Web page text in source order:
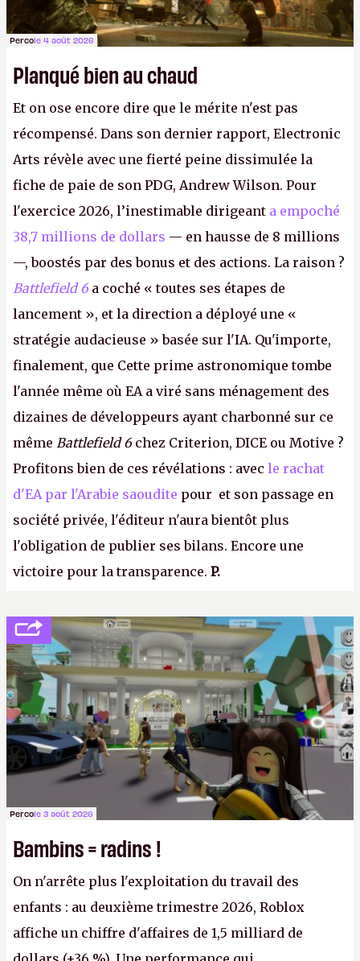
Percole 4 août 2026
Planqué bien au chaud
Et on ose encore dire que le mérite n'est pas
récompensé. Dans son dernier rapport, Electronic
Arts révèle avec une fierté peine dissimulée la
fiche de paie de son PDG, Andrew Wilson. Pour
l'exercice 2026, l’inestimable dirigeant a empoché
38,7 millions de dollars — en hausse de 8 millions
—, boostés par des bonus et des actions. La raison ?
Battlefield 6 a coché « toutes ses étapes de
lancement », et la direction a déployé une «
stratégie audacieuse » basée sur l'IA. Qu'importe,
finalement, que Cette prime astronomique tombe
l'année même où EA a viré sans ménagement des
dizaines de développeurs ayant charbonné sur ce
même Battlefield 6chez Criterion, DICE ou Motive ?
Profitons bien de ces révélations : avec le rachat
d'EA par l'Arabie saoudite pour et son passage en
société privée, l'éditeur n'aura bientôt plus
l'obligation de publier ses bilans. Encore une
victoire pour la transparence. P.
Percole 3 août 2026
Bambins = radins !
On n'arrête plus l'exploitation du travail des
enfants : au deuxième trimestre 2026, Roblox
affiche un chiffre d'affaires de 1,5 milliard de